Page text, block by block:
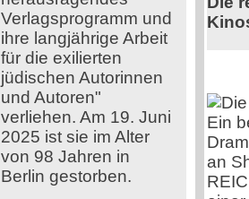
Verlagsprogramm und
ihre langjährige Arbeit
für die exilierten
jüdischen Autorinnen
und Autoren"
verliehen. Am 19. Juni
2025 ist sie im Alter
von 98 Jahren in
Berlin gestorben.
Ein
an